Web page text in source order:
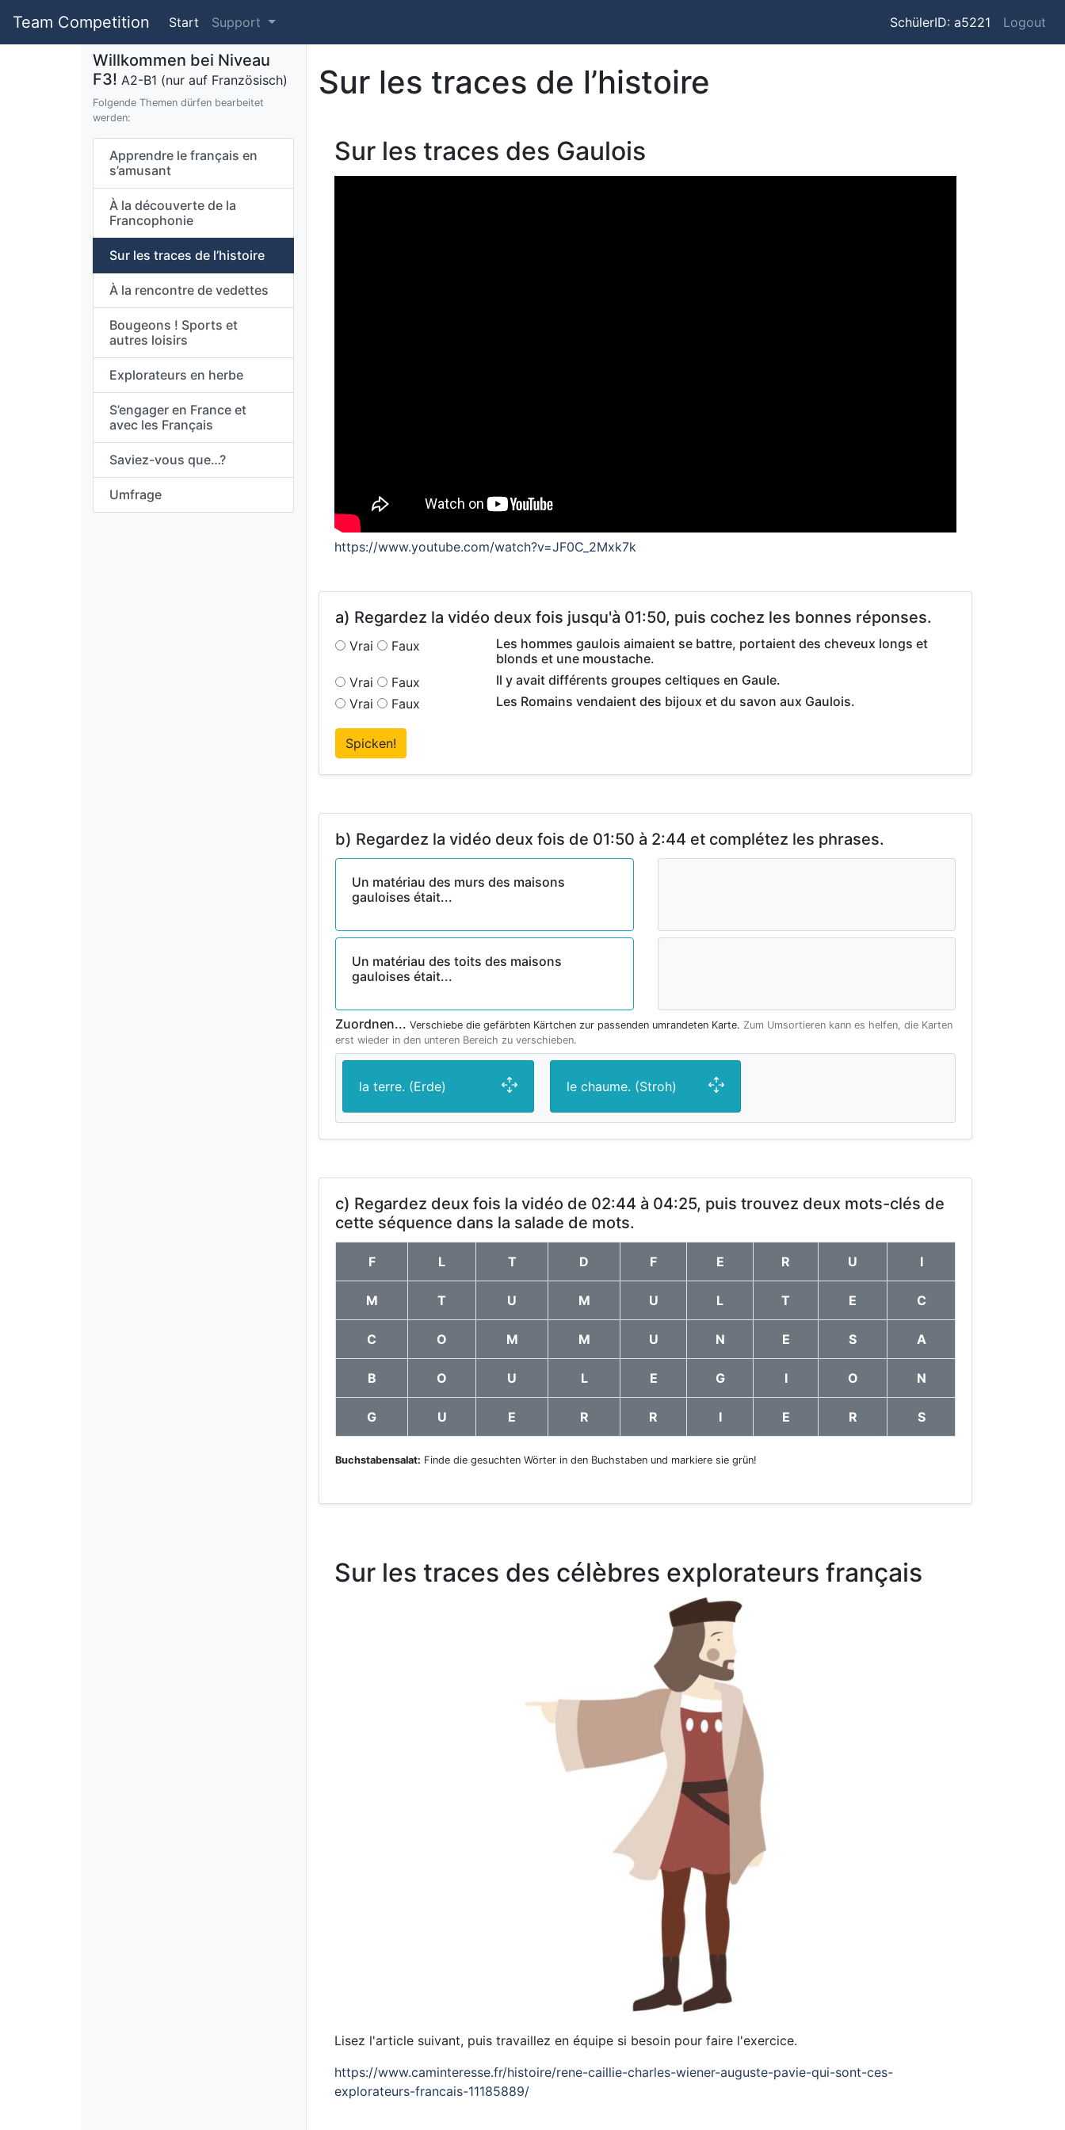
Team Competition Start Support SchülerID: a5221 Logout
Willkommen bei Niveau
F3! A2-B1 (nur auf Französisch)
Folgende Themen dürfen bearbeitet
werden:
Apprendre le français en
s’amusant
À la découverte de la
Francophonie
Sur les traces de l’histoire
À la rencontre de vedettes
Bougeons ! Sports et
autres loisirs
Explorateurs en herbe
S’engager en France et
avec les Français
Saviez-vous que…?
Umfrage
Sur les traces de l’histoire
Sur les traces des Gaulois
https://www.youtube.com/watch?v=JF0C_2Mxk7k
a) Regardez la vidéo deux fois jusqu'à 01:50, puis cochez les bonnes réponses.
Vrai Faux
Les hommes gaulois aimaient se battre, portaient des cheveux longs et
blonds et une moustache.
Vrai
Faux
Il y avait différents groupes celtiques en Gaule.
Vrai
Faux Les Romains vendaient des bijoux et du savon aux Gaulois.
Spicken!
b) Regardez la vidéo deux fois de 01:50 à 2:44 et complétez les phrases.
Un matériau des murs des maisons
gauloises était...
Un matériau des toits des maisons
gauloises était...
Zuordnen... Verschiebe die gefärbten Kärtchen zur passenden umrandeten Karte. Zum Umsortieren kann es helfen, die Karten
erst wieder in den unteren Bereich zu verschieben.
la terre. (Erde) le chaume. (Stroh)
c) Regardez deux fois la vidéo de 02:44 à 04:25, puis trouvez deux mots-clés de
cette séquence dans la salade de mots.
F L T D F E R U I
M T U M U L T E C
C O M M U N E S A
B O U L E G I O N
G U E R R I E R S
Buchstabensalat: Finde die gesuchten Wörter in den Buchstaben und markiere sie grün!
Sur les traces des célèbres explorateurs français
Lisez l'article suivant, puis travaillez en équipe si besoin pour faire l'exercice.
https://www.caminteresse.fr/histoire/rene-caillie-charles-wiener-auguste-pavie-qui-sont-ces-
explorateurs-francais-11185889/